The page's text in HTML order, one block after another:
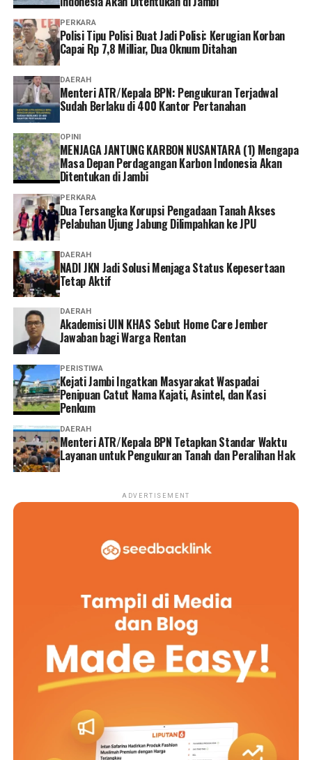
administrasi sesuai kebutuhan dan kondisi masing-
masing.
Ia pun menganggap kepesertaan JKN penting dimiliki
sebagai bentuk perlindungan kesehatan bagi diri sendiri
dan keluarga sekaligus mendukung keberlangsungan
Program JKN.
“Menurut saya, layanan non tatap muka ini sangat
memudahkan karena semua urusan administrasi bisa
diakses cukup melalui handphone. Saya berharap ke
depannya layanannya terus dikembangkan agar semakin
mudah digunakan dan kendala teknis bisa semakin
diminimalkan. Dengan begitu, peserta bisa mengurus
administrasi dengan lebih cepat tanpa harus datang dan
mengantre di kantor,” tuturnya. (*)
PERKARA
Polisi Tipu Polisi Buat Jadi Polisi: Kerugian Korban
Capai Rp 7,8 Milliar, Dua Oknum Ditahan
DAERAH
Menteri ATR/Kepala BPN: Pengukuran Terjadwal
Sudah Berlaku di 400 Kantor Pertanahan
OPINI
MENJAGA JANTUNG KARBON NUSANTARA (1) Mengapa
Masa Depan Perdagangan Karbon Indonesia Akan
Ditentukan di Jambi
PERKARA
Dua Tersangka Korupsi Pengadaan Tanah Akses
Pelabuhan Ujung Jabung Dilimpahkan ke JPU
DAERAH
NADI JKN Jadi Solusi Menjaga Status Kepesertaan
Tetap Aktif
DAERAH
Akademisi UIN KHAS Sebut Home Care Jember
Jawaban bagi Warga Rentan
PERISTIWA
‎Kejati Jambi Ingatkan Masyarakat Waspadai
Penipuan Catut Nama Kajati, Asintel, dan Kasi
Penkum
DAERAH
Menteri ATR/Kepala BPN Tetapkan Standar Waktu
Layanan untuk Pengukuran Tanah dan Peralihan Hak
ADVERTISEMENT